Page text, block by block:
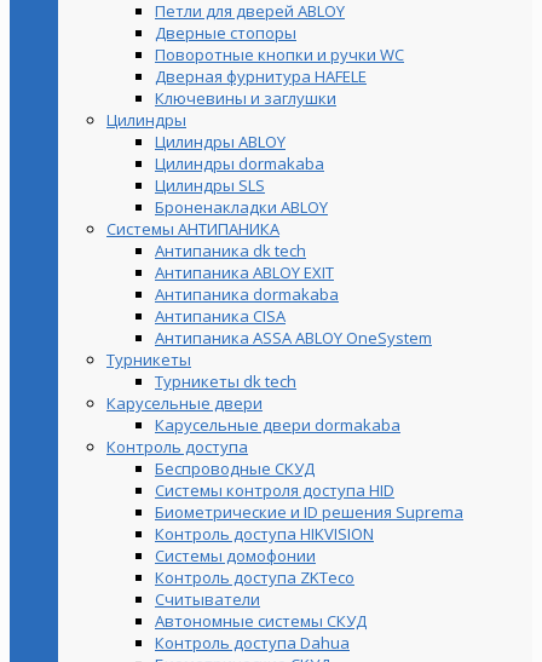
Петли для дверей ABLOY
Дверные стопоры
Поворотные кнопки и ручки WC
Дверная фурнитура HAFELE
Ключевины и заглушки
Цилиндры
Цилиндры ABLOY
Цилиндры dormakaba
Цилиндры SLS
Броненакладки ABLOY
Системы АНТИПАНИКА
Антипаника dk tech
Антипаника ABLOY EXIT
Антипаника dormakaba
Антипаника СISA
Антипаника ASSA ABLOY OneSystem
Турникеты
Турникеты dk tech
Карусельные двери
Карусельные двери dormakaba
Контроль доступа
Беспроводные СКУД
Системы контроля доступа HID
Биометрические и ID решения Suprema
Контроль доступа HIKVISION
Системы домофонии
Контроль доступа ZKTeco
Считыватели
Автономные системы СКУД
Контроль доступа Dahua